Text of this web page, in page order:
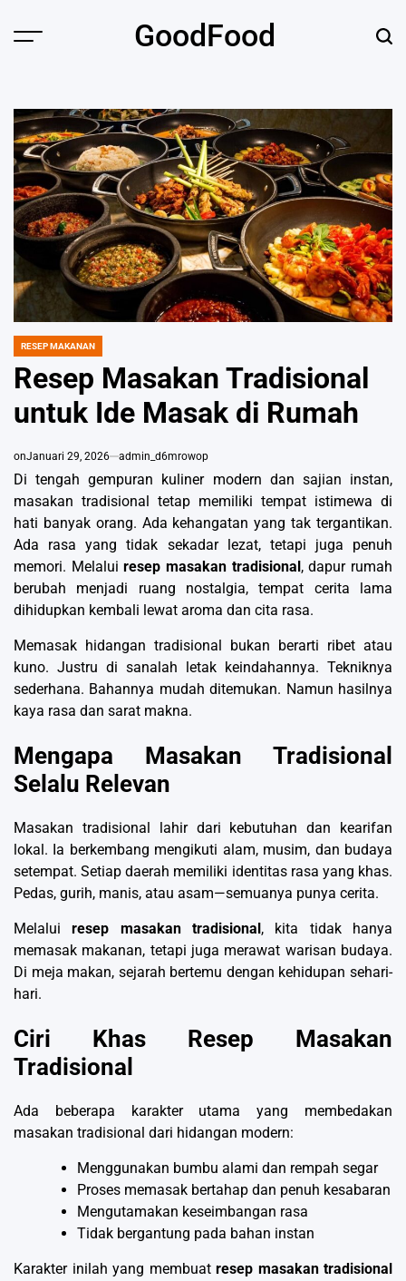
Menu GoodFood
POSTED
RESEP MAKANAN
Resep Masakan Tradisional
untuk Ide Masak di Rumah
onJanuari 29, 2026 admin_d6mrowop
Di tengah gempuran kuliner modern dan sajian instan,
masakan tradisional tetap memiliki tempat istimewa di
hati banyak orang. Ada kehangatan yang tak tergantikan.
Ada rasa yang tidak sekadar lezat, tetapi juga penuh
memori. Melaluiresep masakan tradisional, dapur rumah
berubah menjadi ruang nostalgia, tempat cerita lama
dihidupkan kembali lewat aroma dan cita rasa.
Memasak hidangan tradisional bukan berarti ribet atau
kuno. Justru di sanalah letak keindahannya. Tekniknya
sederhana. Bahannya mudah ditemukan. Namun hasilnya
kaya rasa dan sarat makna.
Mengapa Masakan Tradisional
Selalu Relevan
Masakan tradisional lahir dari kebutuhan dan kearifan
lokal. Ia berkembang mengikuti alam, musim, dan budaya
setempat. Setiap daerah memiliki identitas rasa yang khas.
Pedas, gurih, manis, atau asam—semuanya punya cerita.
Melaluiresep masakan tradisional , kita tidak hanya
memasak makanan, tetapi juga merawat warisan budaya.
Di meja makan, sejarah bertemu dengan kehidupan sehari-
hari.
Ciri Khas Resep Masakan
Tradisional
Ada beberapa karakter utama yang membedakan
masakan tradisional dari hidangan modern:
Menggunakan bumbu alami dan rempah segar
Proses memasak bertahap dan penuh kesabaran
Mengutamakan keseimbangan rasa
Tidak bergantung pada bahan instan
Karakter inilah yang membuat resep masakan tradisional